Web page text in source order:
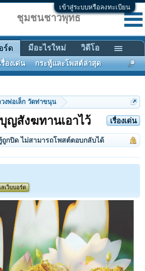
เข้าสู่ระบบหรือลงทะเบียน
งพ่อเล็ก วัดท่าขนุน
เรื่องเด่น
ญสังฆทานเอาไว้
ถูกปิด ไม่สามารถโพสต์ตอบกลับได้
เว็บบอร์ด
ชุมชนชาวพุทธ
ร์ด
รื่องเด่น กระทู้และโพสต์ล่าสุด
มีอะไรใหม่ วิดีโอ